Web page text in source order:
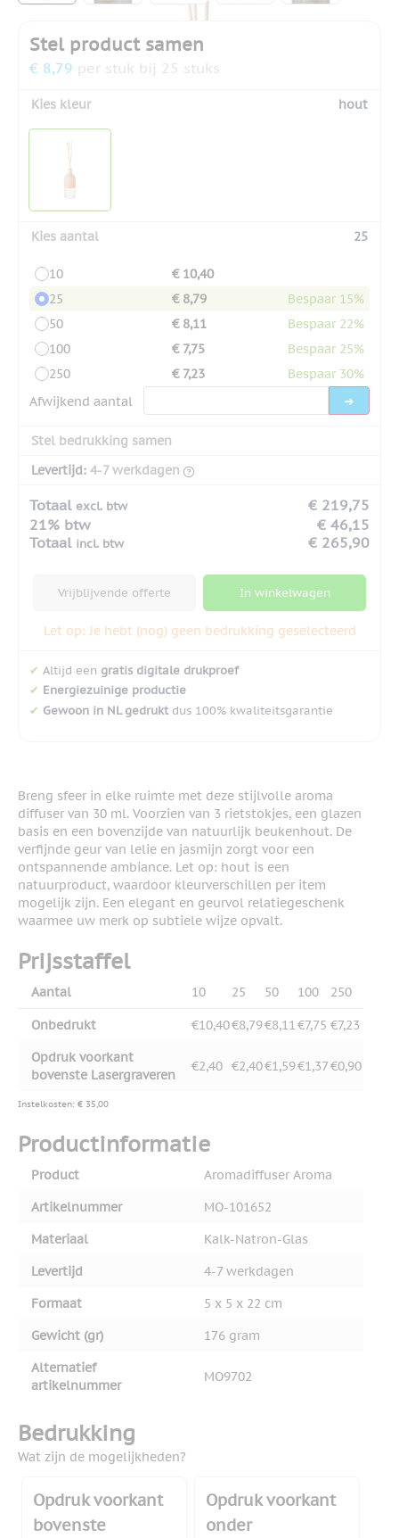
Stel product samen
€ 8,79 per stuk bij 25 stuks
Kies kleur hout
Kies aantal 25
10
€ 10,40
25
€ 8,79
Bespaar 15%
50
€ 8,11
Bespaar 22%
100
€ 7,75
Bespaar 25%
250
€ 7,23
Bespaar 30%
Afwijkend aantal
Stel bedrukking samen
Levertijd: 4-7 werkdagen
Totaal excl. btw
€ 219,75
21% btw
€ 46,15
Totaal incl. btw € 265,90
Vrijblijvende offerte In winkelwagen
Let op: Je hebt (nog) geen bedrukking geselecteerd
✔ Altijd een gratis digitale drukproef
✔ Energiezuinige productie
✔ Gewoon in NL gedruktdus 100% kwaliteitsgarantie
Breng sfeer in elke ruimte met deze stijlvolle aroma
diffuser van 30 ml. Voorzien van 3 rietstokjes, een glazen
basis en een bovenzijde van natuurlijk beukenhout. De
verfijnde geur van lelie en jasmijn zorgt voor een
ontspannende ambiance. Let op: hout is een
natuurproduct, waardoor kleurverschillen per item
mogelijk zijn. Een elegant en geurvol relatiegeschenk
waarmee uw merk op subtiele wijze opvalt.
Prijsstaffel
Aantal 10 25 50 100 250
Onbedrukt €10,40€8,79€8,11€7,75 €7,23
Opdruk voorkant
bovenste Lasergraveren
€2,40 €2,40€1,59€1,37€0,90
Instelkosten: € 35,00
Productinformatie
Product
Aromadiffuser Aroma
Artikelnummer
MO-101652
Materiaal
Kalk-Natron-Glas
Levertijd
4-7 werkdagen
Formaat
5 x 5 x 22 cm
Gewicht (gr)
176 gram
Alternatief
artikelnummer
MO9702
Bedrukking
Wat zijn de mogelijkheden?
Opdruk voorkant
bovenste
Opdruk voorkant
onder